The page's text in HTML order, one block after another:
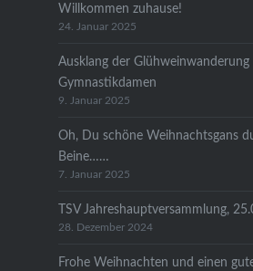
Willkommen zuhause!
24. Januar 2025
Ausklang der Glühweinwanderung
Gymnastikdamen
9. Januar 2025
Oh, Du schöne Weihnachtsgans
Beine……
7. Januar 2025
TSV Jahreshauptversammlung,
28. Dezember 2024
Frohe Weihnachten und einen